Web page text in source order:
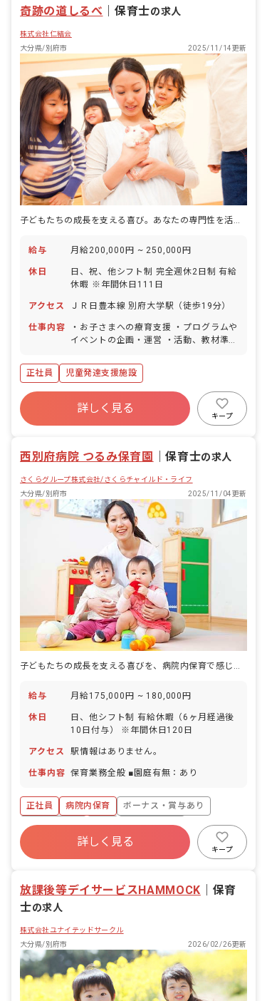
奇跡の道しるべ ｜保育士の求人
株式会社仁結会
大分県/別府市
2025/11/14更新
子どもたちの成長を支える喜び。あなたの専門性を活かし、未来を一緒に育みましょう。
給与 月給200,000円 ~ 250,000円
休日
日、祝、他シフト制 完全週休2日制 有給
休暇 ※年間休日111日
アクセス ＪＲ日豊本線 別府大学駅（徒歩19分）
仕事内容
・お子さまへの療育支援 ・プログラムや
イベントの企画・運営 ・活動、教材準備
携・サポート ・各種事務処理 ・送迎業
務（普通車） ■保育方針：該当なし
正社員 児童発達支援施設
詳しく見る
キープ
西別府病院 つるみ保育園 ｜保育士の求人
さくらグループ株式会社/さくらチャイルド・ライフ
大分県/別府市
2025/11/04更新
給与 月給175,000円 ~ 180,000円
休日
日、他シフト制 有給休暇（6ヶ月経過後
10日付与） ※年間休日120日
アクセス 駅情報はありません。
仕事内容 保育業務全般 ■園庭有無：あり
正社員 病院内保育
ボーナス・賞与あり
社会保険完備
有給
昇給昇進あり
詳しく見る
キープ
放課後等デイサービスHAMMOCK
保育
士の求人
株式会社ユナイテッドサークル
大分県/別府市
2026/02/26更新